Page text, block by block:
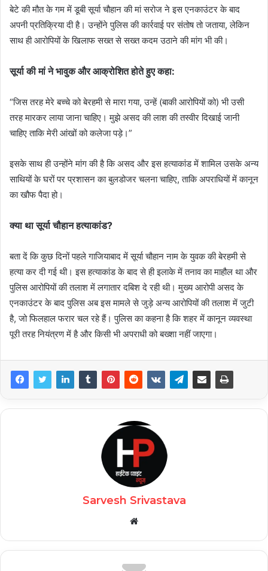
बेटे की मौत के गम में डूबी सूर्या चौहान की मां सरोज ने इस एनकाउंटर के बाद
अपनी प्रतिक्रिया दी है। उन्होंने पुलिस की कार्रवाई पर संतोष तो जताया, लेकिन
साथ ही आरोपियों के खिलाफ सख्त से सख्त कदम उठाने की मांग भी की।
सूर्या की मां ने भावुक और आक्रोशित होते हुए कहा:
“जिस तरह मेरे बच्चे को बेरहमी से मारा गया, उन्हें (बाकी आरोपियों को) भी उसी
तरह मारकर लाया जाना चाहिए। मुझे असद की लाश की तस्वीर दिखाई जानी
चाहिए ताकि मेरी आंखों को कलेजा पड़े।”
इसके साथ ही उन्होंने मांग की है कि असद और इस हत्याकांड में शामिल उसके अन्य
साथियों के घरों पर प्रशासन का बुलडोजर चलना चाहिए, ताकि अपराधियों में कानून
का खौफ पैदा हो।
क्या था सूर्या चौहान हत्याकांड?
बता दें कि कुछ दिनों पहले गाजियाबाद में सूर्या चौहान नाम के युवक की बेरहमी से
हत्या कर दी गई थी। इस हत्याकांड के बाद से ही इलाके में तनाव का माहौल था और
पुलिस आरोपियों की तलाश में लगातार दबिश दे रही थी। मुख्य आरोपी असद के
एनकाउंटर के बाद पुलिस अब इस मामले से जुड़े अन्य आरोपियों की तलाश में जुटी
है, जो फिलहाल फरार चल रहे हैं। पुलिस का कहना है कि शहर में कानून व्यवस्था
पूरी तरह नियंत्रण में है और किसी भी अपराधी को बख्शा नहीं जाएगा।
Sarvesh Srivastava
Website